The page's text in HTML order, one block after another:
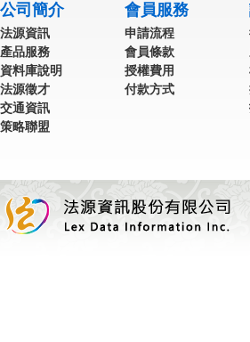
公司簡介
法源資訊
產品服務
資料庫說明
法源徵才
交通資訊
策略聯盟
會員服務
申請流程
會員條款
授權費用
付款方式